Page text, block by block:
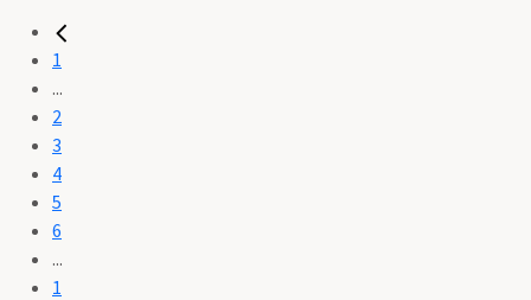
1
...
2
3
4
5
6
...
1